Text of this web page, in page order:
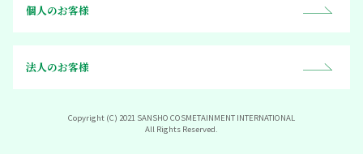
個人のお客様
法人のお客様
Copyright (C) 2021 SANSHO COSMETAINMENT INTERNATIONAL
All Rights Reserved.